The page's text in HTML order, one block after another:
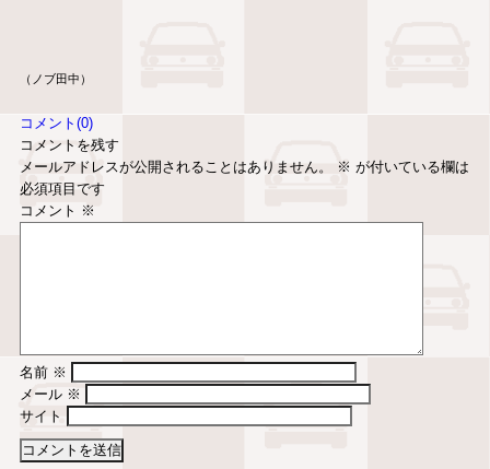
（ノブ田中）
コメント(0)
コメントを残す
メールアドレスが公開されることはありません。
※ が付いている欄は
必須項目です
コメント ※
名前 ※
メール ※
サイト